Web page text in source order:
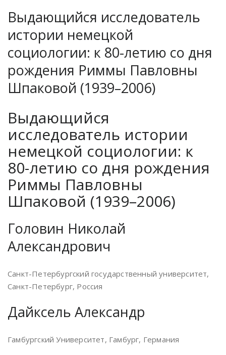
Выдающийся исследователь
истории немецкой
социологии: к 80-летию со дня
рождения Риммы Павловны
Шпаковой (1939–2006)
Выдающийся
исследователь истории
немецкой социологии: к
80-летию со дня рождения
Риммы Павловны
Шпаковой (1939–2006)
Головин Николай
Александрович
Санкт-Петербургский государственный университет,
Санкт-Петербург, Россия
Дайксель Александр
Гамбургский Университет, Гамбург, Германия